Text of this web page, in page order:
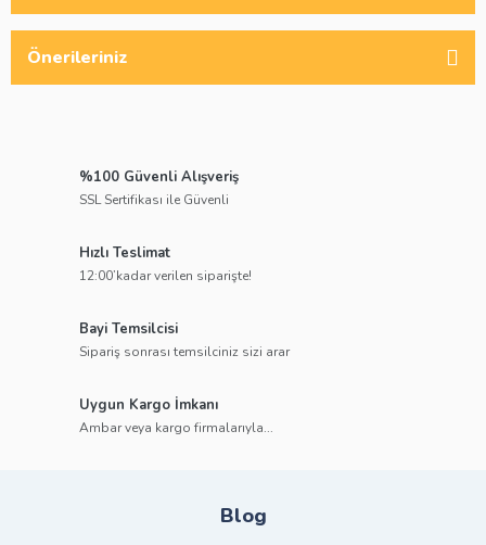
Önerileriniz
%100 Güvenli Alışveriş
SSL Sertifikası ile Güvenli
Hızlı Teslimat
12:00’kadar verilen siparişte!
Bayi Temsilcisi
Sipariş sonrası temsilciniz sizi arar
Uygun Kargo İmkanı
Ambar veya kargo firmalarıyla...
Blog